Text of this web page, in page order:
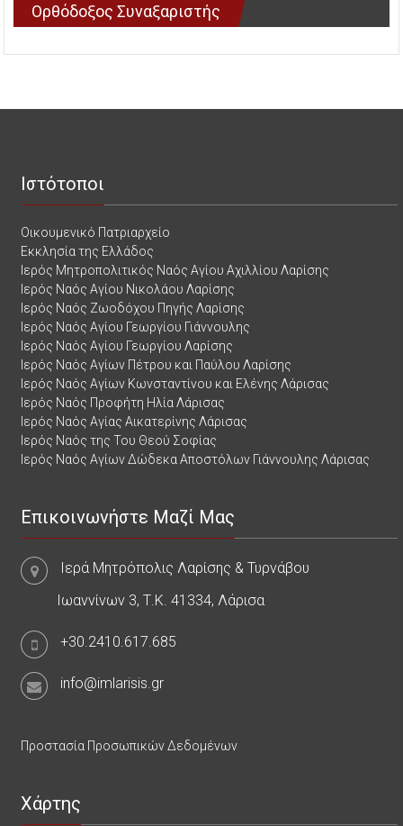
Ορθόδοξος Συναξαριστής
Ιστότοποι
Οικουμενικό Πατριαρχείο
Εκκλησία της Ελλάδος
Ιερός Μητροπολιτικός Ναός Αγίου Αχιλλίου Λαρίσης
Ιερός Ναός Αγίου Νικολάου Λαρίσης
Ιερός Ναός Ζωοδόχου Πηγής Λαρίσης
Ιερός Ναός Αγίου Γεωργίου Γιάννουλης
Ιερός Ναός Αγίου Γεωργίου Λαρίσης
Ιερός Ναός Αγίων Πέτρου και Παύλου Λαρίσης
Ιερός Ναός Αγίων Κωνσταντίνου και Ελένης Λάρισας
Ιερός Ναός Προφήτη Ηλία Λάρισας
Ιερός Ναός Αγίας Αικατερίνης Λάρισας
Ιερός Ναός της Του Θεού Σοφίας
Ιερός Ναός Αγίων Δώδεκα Αποστόλων Γιάννουλης Λάρισας
Επικοινωνήστε Μαζί Μας
Ιερά Μητρόπολις Λαρίσης & Τυρνάβου
Ιωαννίνων 3, Τ.Κ. 41334, Λάρισα
+30.2410.617.685
info@imlarisis.gr
Προστασία Προσωπικών Δεδομένων
Χάρτης